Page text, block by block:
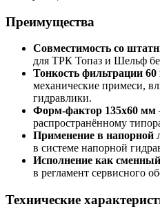
Преимущества
Совместимость со
для ТРК Топаз и Шельф
Тонкость фильтрации
механические примеси,
гидравлики.
Форм-фактор 135х60 мм
распространённому
Применение в напорной
в системе напорной
Исполнение как
в регламент сервисного
Технические